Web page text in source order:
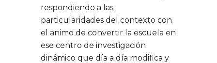
respondiendo a las
particularidades del contexto con
el animo de convertir la escuela en
ese centro de investigación
dinámico que día a día modifica y